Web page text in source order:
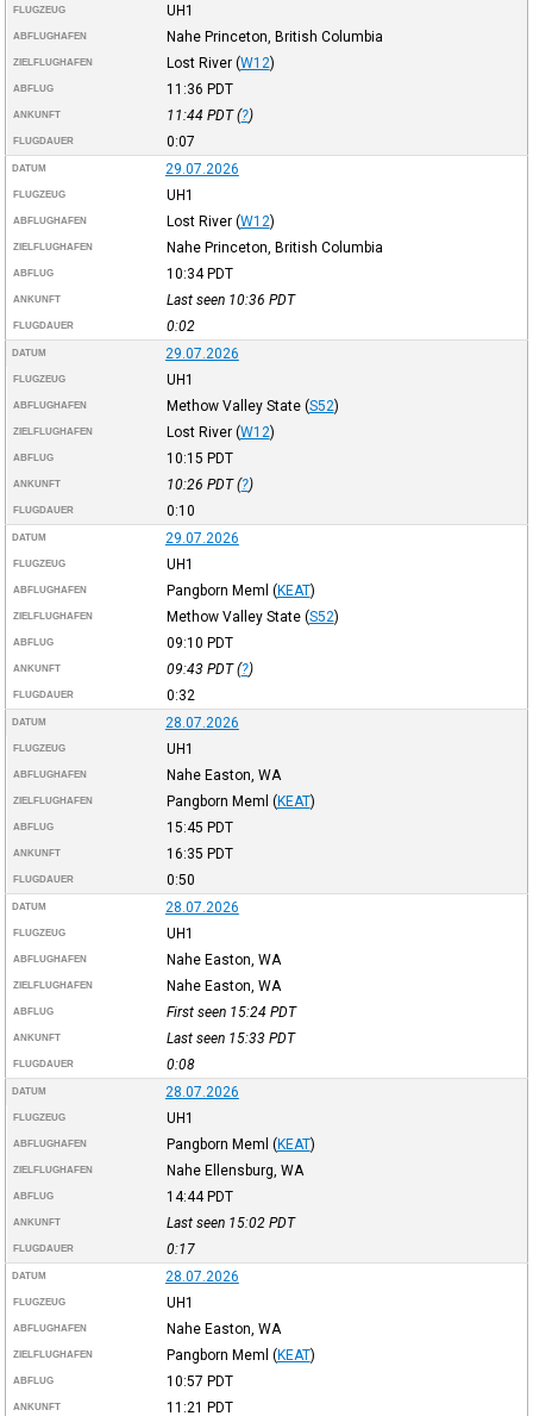
FLUGZEUG UH1
ABFLUGHAFEN Nahe Princeton, British Columbia
ZIELFLUGHAFEN Lost River (W12)
ABFLUG 11:36 PDT
ANKUNFT 11:44 PDT(?)
FLUGDAUER 0:07
DATUM 29.07.2026
FLUGZEUG UH1
ABFLUGHAFEN Lost River (W12)
ZIELFLUGHAFEN Nahe Princeton, British Columbia
ABFLUG 10:34PDT
ANKUNFT Last seen 10:36 PDT
FLUGDAUER 0:02
DATUM 29.07.2026
FLUGZEUG UH1
ABFLUGHAFEN Methow Valley State (S52)
ZIELFLUGHAFEN Lost River (W12)
ABFLUG 10:15 PDT
ANKUNFT 10:26 PDT(?)
FLUGDAUER 0:10
DATUM 29.07.2026
FLUGZEUG UH1
ABFLUGHAFEN Pangborn Meml (KEAT)
ZIELFLUGHAFEN Methow Valley State (S52)
ABFLUG 09:10 PDT
ANKUNFT 09:43 PDT(?)
FLUGDAUER 0:32
DATUM 28.07.2026
FLUGZEUG UH1
ABFLUGHAFEN Nahe Easton, WA
ZIELFLUGHAFEN Pangborn Meml (KEAT)
ABFLUG 15:45 PDT
ANKUNFT 16:35 PDT
FLUGDAUER 0:50
DATUM 28.07.2026
FLUGZEUG UH1
ABFLUGHAFEN Nahe Easton, WA
ZIELFLUGHAFEN Nahe Easton, WA
ABFLUG First seen 15:24 PDT
ANKUNFT Last seen 15:33 PDT
FLUGDAUER 0:08
DATUM 28.07.2026
FLUGZEUG UH1
ABFLUGHAFEN Pangborn Meml (KEAT)
ZIELFLUGHAFEN Nahe Ellensburg, WA
ABFLUG 14:44PDT
ANKUNFT Last seen 15:02 PDT
FLUGDAUER 0:17
DATUM 28.07.2026
FLUGZEUG UH1
ABFLUGHAFEN Nahe Easton, WA
ZIELFLUGHAFEN Pangborn Meml (KEAT)
ABFLUG 10:57 PDT
ANKUNFT 11:21 PDT